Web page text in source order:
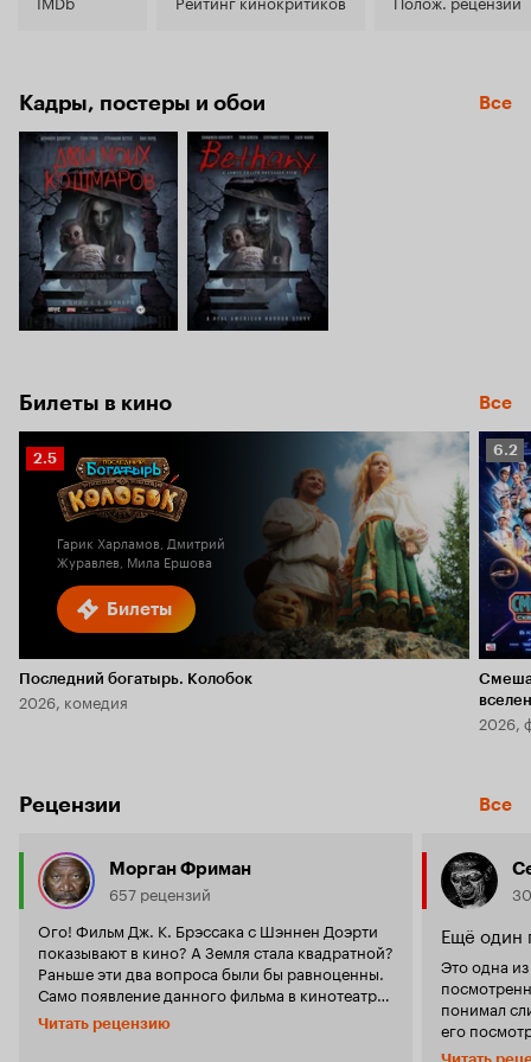
Кадры, постеры и обои Все
Билеты в кино Все
Билеты
Рейтинг
Кинопоиска
2.5
Гарик Харламов, Дмитрий
Журавлев, Мила Ершова
Последний богатырь. Колобок
2026, комедия
6.2
6.2
2026,
Рецензии Все
Морган Фриман
657 рецензий
Ого! Фильм Дж. К. Брэссака с Шэннен Доэрти
показывают в кино? А Земля стала квадратной?
Раньше эти два вопроса были бы равноценны.
Само появление данного фильма в кинотеатрах
способно удивить многих фанатов хоррора. Не
по плану всё идёт с самого начала. Почему в
Читать рецензию
Ещё один
Это одна
понимал
его